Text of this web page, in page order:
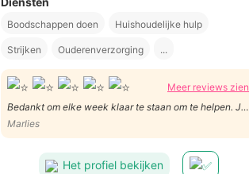
Boodschappen doen Huishoudelijke hulp
Strijken Ouderenverzorging ...
Meer reviews zien
Bedankt om elke week klaar te staan om te helpen. Je
bent 1 uit de 1000 :)
Marlies
Het profiel bekijken